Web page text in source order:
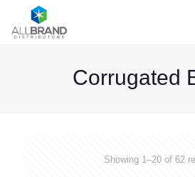
Corrugated
Showing 1–20 of 62